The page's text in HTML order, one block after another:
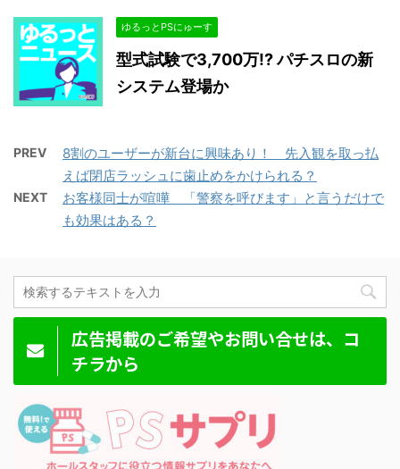
ゆるっとPSにゅーす
型式試験で3,700万!? パチスロの新
システム登場か
PREV
8割のユーザーが新台に興味あり！ 先入観を取っ払
えば閉店ラッシュに歯止めをかけられる？
NEXT
お客様同士が喧嘩 「警察を呼びます」と言うだけで
も効果はある？
広告掲載のご希望やお問い合せは、コ
チラから